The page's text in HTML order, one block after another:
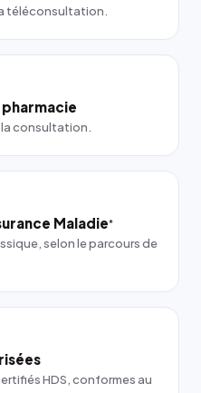
téléconsultation.
consultation.
Maladie*
selon le parcours de
HDS, conformes au